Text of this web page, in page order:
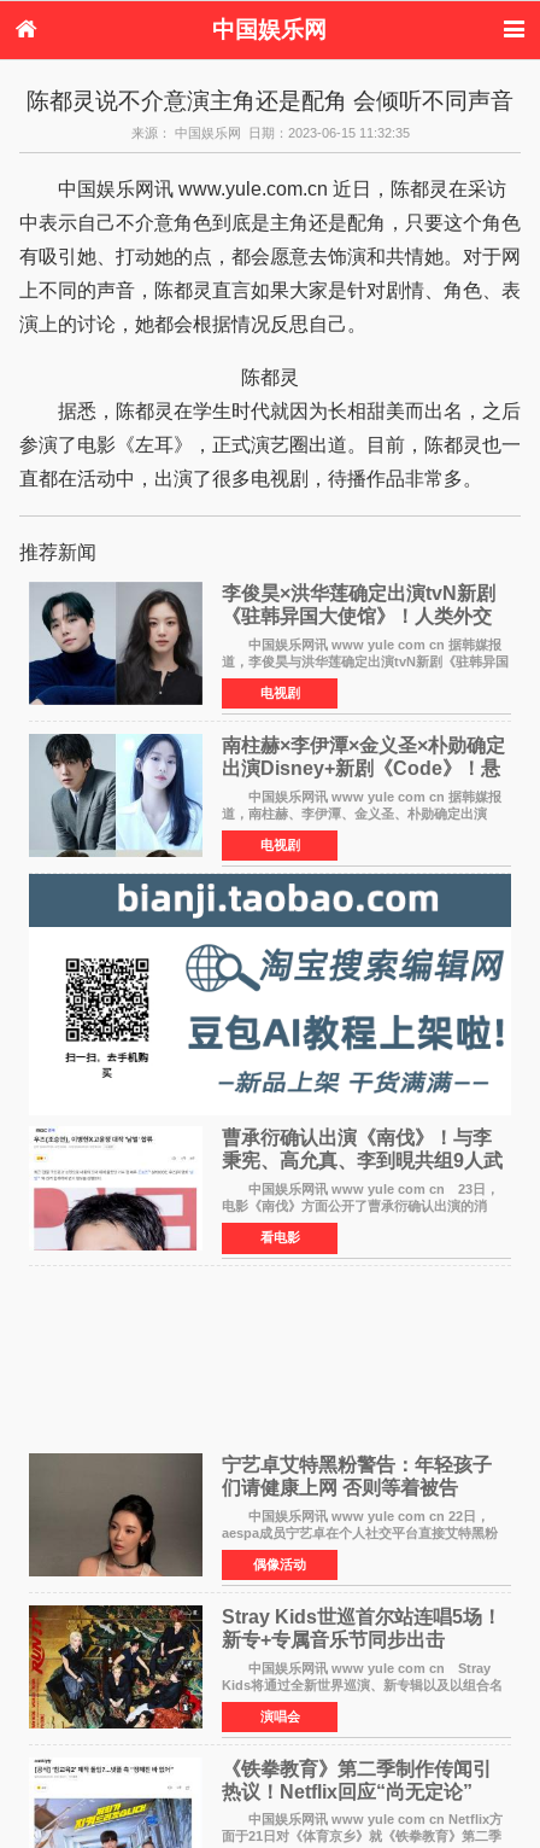
中国娱乐网
电视剧
演唱会 综艺节目
偶像活动
陈都灵说不介意演主角还是配角 会倾听不同声音
来源： 中国娱乐网 日期：2023-06-15 11:32:35
中国娱乐网讯 www.yule.com.cn 近日，陈都灵在采访
中表示自己不介意角色到底是主角还是配角，只要这个角色
有吸引她、打动她的点，都会愿意去饰演和共情她。对于网
上不同的声音，陈都灵直言如果大家是针对剧情、角色、表
演上的讨论，她都会根据情况反思自己。
陈都灵
据悉，陈都灵在学生时代就因为长相甜美而出名，之后
参演了电影《左耳》，正式演艺圈出道。目前，陈都灵也一
直都在活动中，出演了很多电视剧，待播作品非常多。
推荐新闻
李俊昊×洪华莲确定出演tvN新剧
《驻韩异国大使馆》！人类外交
官与“龙”大使的奇幻
中国娱乐网讯 www yule com cn 据韩媒报
道，李俊昊与洪华莲确定出演tvN新剧《驻韩异国
大使馆》，分别担任男女主角，引发期待。
该剧讲述了一位因管理驻韩异国大使馆（负责管
理居住在大韩
电视剧
南柱赫×李伊潭×金义圣×朴勋确定
出演Disney+新剧《Code》！悬
疑犯罪惊悚明年上线
中国娱乐网讯 www yule com cn 据韩媒报
道，南柱赫、李伊潭、金义圣、朴勋确定出演
Disney+新剧《Code》，该剧预计将于明年播
出，引发高度关注。 本剧改编自同名人气台
剧，讲述了一位往来
电视剧
曹承衍确认出演《南伐》！与李
秉宪、高允真、李到晛共组9人武
士团
中国娱乐网讯 www yule com cn 23日，
电影《南伐》方面公开了曹承衍确认出演的消
息。通过歌手活动展现出独特色彩的曹承衍将在
片中饰演拥有出色弓箭技术的弓箭手，他将在这
一历史动作大片中展
看电影
宁艺卓艾特黑粉警告：年轻孩子
们​请健康上网 否则等着被告
中国娱乐网讯 www yule com cn 22日，
aespa成员宁艺卓在个人社交平台直接艾特黑粉
账号，正面喊话回应长期以来的恶意攻击，引发
广泛关注。 宁艺卓在文中表示，自己早已注
意到部分网友持续
偶像活动
Stray Kids世巡首尔站连唱5场！
新专+专属音乐节同步出击
中国娱乐网讯 www yule com cn Stray
Kids将通过全新世界巡演、新专辑以及以组合名
义打造的专属音乐节等一系列全球活动，开启事
业发展的全新篇章。 Stray Kids将于7月25日
至26日、29日
演唱会
《铁拳教育》第二季制作传闻引
热议！Netflix回应“尚无定论”
中国娱乐网讯 www yule com cn Netflix方
面于21日对《体育京乡》就《铁拳教育》第二季